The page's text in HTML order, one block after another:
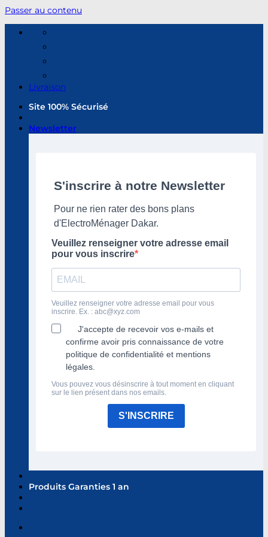
Passer au contenu
Livraison
Site 100% Sécurisé
Newsletter
S'inscrire à notre Newsletter
Pour ne rien rater des bons plans
d'ElectroMénager Dakar.
Veuillez renseigner votre adresse email
pour vous inscrire
Veuillez renseigner votre adresse email pour vous
inscrire. Ex. : abc@xyz.com
J'accepte de recevoir vos e-mails et
confirme avoir pris connaissance de votre
politique de confidentialité et mentions
légales.
Vous pouvez vous désinscrire à tout moment en cliquant
sur le lien présent dans nos emails.
S'INSCRIRE
Produits Garanties 1 an